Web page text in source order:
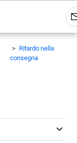
Ritardo nella
consegna